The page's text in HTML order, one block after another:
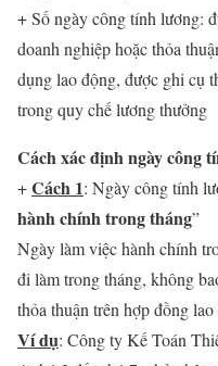
+ Số ngày công tính lương:
doanh nghiệp hoặc thỏa
dụng lao động, được ghi cụ
trong quy chế lương thưởng
Cách xác định ngày công
+Cách 1: Ngày công tính
hành chính trong tháng”
Ngày làm việc hành chính
đi làm trong tháng, không
thỏa thuận trên hợp đồng
Ví dụ: Công ty Kế Toán